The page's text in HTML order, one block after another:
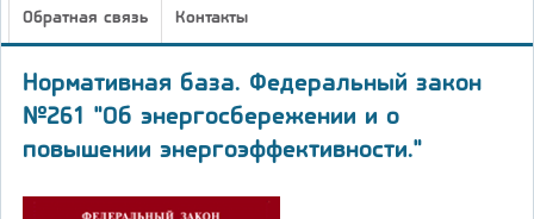
Обратная связь Контакты
Нормативная база. Федеральный закон
№261 "Об энергосбережении и о
повышении энергоэффективности."